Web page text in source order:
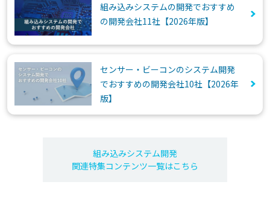
組み込みシステムの開発でおすすめ
の開発会社11社【2026年版】
センサー・ビーコンのシステム開発
でおすすめの開発会社10社【2026年
版】
組み込みシステム開発
関連特集コンテンツ一覧はこちら